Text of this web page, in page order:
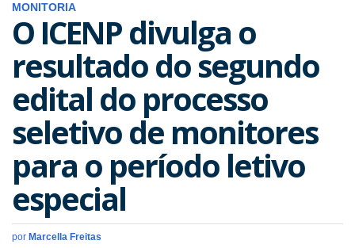
MONITORIA
O ICENP divulga o
resultado do segundo
edital do processo
seletivo de monitores
para o período letivo
especial
por Marcella Freitas